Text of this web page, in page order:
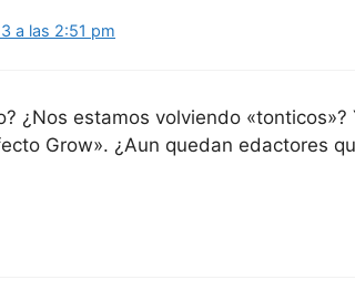
a las 2:51 pm
¿Nos estamos volviendo
Grow». ¿Aun quedan edactores